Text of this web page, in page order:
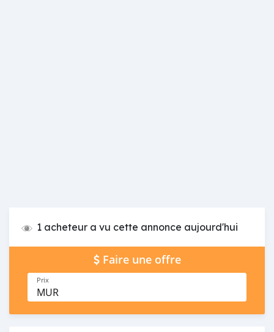
1 acheteur a vu cette annonce aujourd'hui
Faire une offre
Prix
MUR